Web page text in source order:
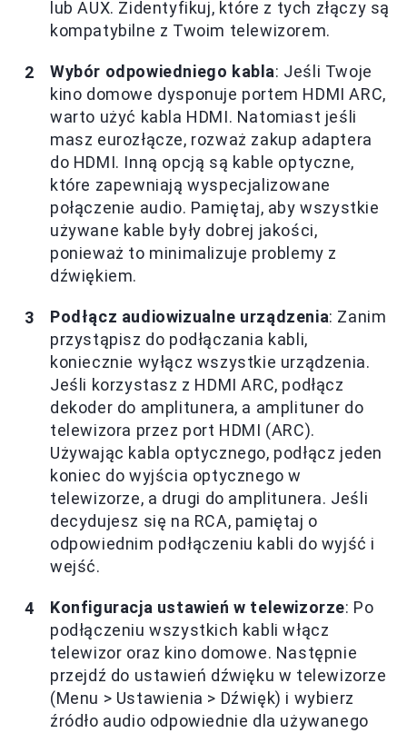
lub AUX. Zidentyfikuj, które z tych złączy są
kompatybilne z Twoim telewizorem.
Wybór odpowiedniego kabla: Jeśli Twoje
kino domowe dysponuje portem HDMI ARC,
warto użyć kabla HDMI. Natomiast jeśli
masz eurozłącze, rozważ zakup adaptera
do HDMI. Inną opcją są kable optyczne,
które zapewniają wyspecjalizowane
połączenie audio. Pamiętaj, aby wszystkie
używane kable były dobrej jakości,
ponieważ to minimalizuje problemy z
dźwiękiem.
Podłącz audiowizualne urządzenia: Zanim
przystąpisz do podłączania kabli,
koniecznie wyłącz wszystkie urządzenia.
Jeśli korzystasz z HDMI ARC, podłącz
dekoder do amplitunera, a amplituner do
telewizora przez port HDMI (ARC).
Używając kabla optycznego, podłącz jeden
koniec do wyjścia optycznego w
telewizorze, a drugi do amplitunera. Jeśli
decydujesz się na RCA, pamiętaj o
odpowiednim podłączeniu kabli do wyjść i
wejść.
Konfiguracja ustawień w telewizorze: Po
podłączeniu wszystkich kabli włącz
telewizor oraz kino domowe. Następnie
przejdź do ustawień dźwięku w telewizorze
(Menu > Ustawienia > Dźwięk) i wybierz
źródło audio odpowiednie dla używanego